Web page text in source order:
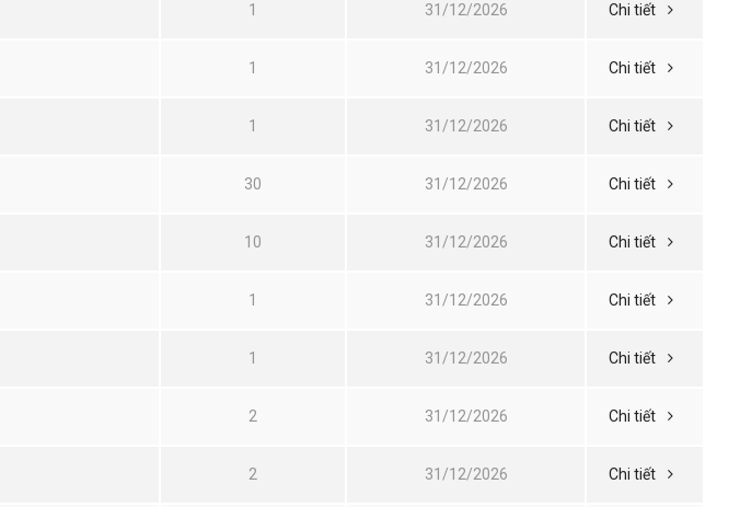
1 31/12/2026 Chi tiết
1 31/12/2026 Chi tiết
1 31/12/2026 Chi tiết
30 31/12/2026 Chi tiết
10 31/12/2026 Chi tiết
1 31/12/2026 Chi tiết
1 31/12/2026 Chi tiết
2 31/12/2026 Chi tiết
2 31/12/2026 Chi tiết